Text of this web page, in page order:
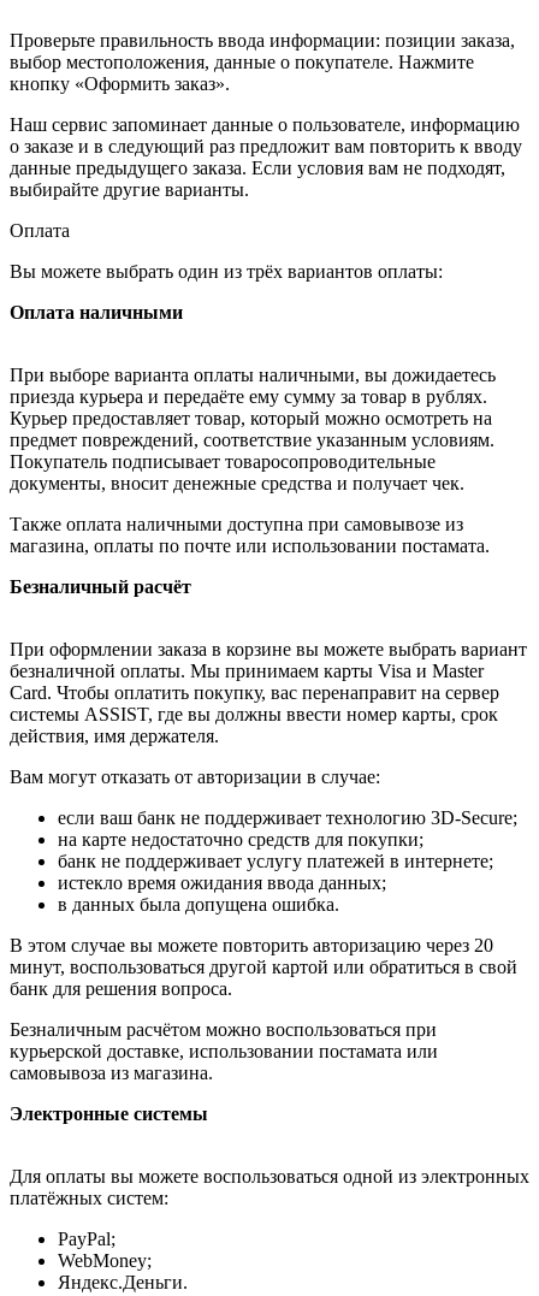
Проверьте правильность ввода информации: позиции заказа,
выбор местоположения, данные о покупателе. Нажмите
кнопку «Оформить заказ».
Наш сервис запоминает данные о пользователе, информацию
о заказе и в следующий раз предложит вам повторить к вводу
данные предыдущего заказа. Если условия вам не подходят,
выбирайте другие варианты.
Оплата
Вы можете выбрать один из трёх вариантов оплаты:
Оплата наличными
При выборе варианта оплаты наличными, вы дожидаетесь
приезда курьера и передаёте ему сумму за товар в рублях.
Курьер предоставляет товар, который можно осмотреть на
предмет повреждений, соответствие указанным условиям.
Покупатель подписывает товаросопроводительные
документы, вносит денежные средства и получает чек.
Также оплата наличными доступна при самовывозе из
магазина, оплаты по почте или использовании постамата.
Безналичный расчёт
При оформлении заказа в корзине вы можете выбрать вариант
безналичной оплаты. Мы принимаем карты Visa и Master
Card. Чтобы оплатить покупку, вас перенаправит на сервер
системы ASSIST, где вы должны ввести номер карты, срок
действия, имя держателя.
Вам могут отказать от авторизации в случае:
если ваш банк не поддерживает технологию 3D-Secure;
на карте недостаточно средств для покупки;
банк не поддерживает услугу платежей в интернете;
истекло время ожидания ввода данных;
в данных была допущена ошибка.
В этом случае вы можете повторить авторизацию через 20
минут, воспользоваться другой картой или обратиться в свой
банк для решения вопроса.
Безналичным расчётом можно воспользоваться при
курьерской доставке, использовании постамата или
самовывоза из магазина.
Электронные системы
Для оплаты вы можете воспользоваться одной из электронных
платёжных систем:
PayPal;
WebMoney;
Яндекс.Деньги.